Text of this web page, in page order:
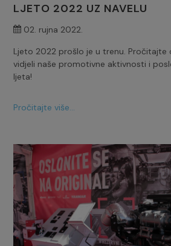
LJETO 2022 UZ NAVELU
02. rujna 2022.
Ljeto 2022 prošlo je u trenu. Pročitajte
vidjeli naše promotivne aktivnosti i
ljeta!
Pročitajte više...